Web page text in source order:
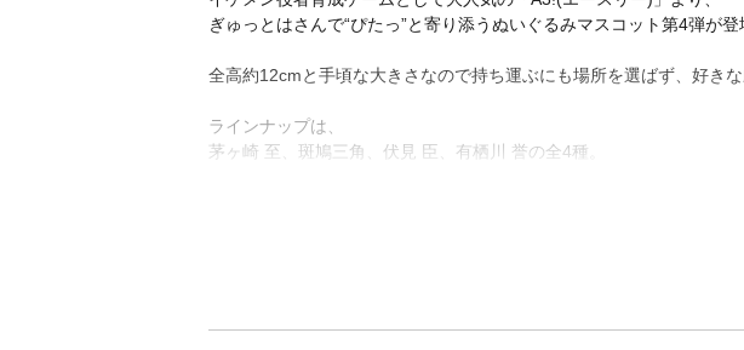
ぎゅっとはさんで“ぴたっ”と寄り添うぬいぐるみマスコット第4弾が登
全高約12cmと手頃な大きさなので持ち運ぶにも場所を選ばず、好き
ラインナップは、
茅ヶ崎 至、斑鳩三角、伏見 臣、有栖川 誉の全4種。